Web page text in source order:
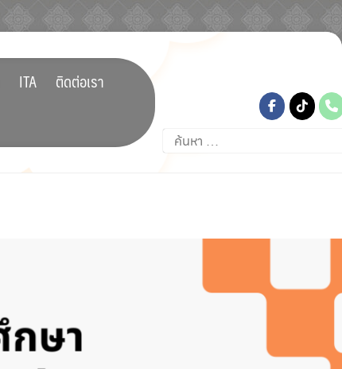
ITA
ติดต่อเรา
ค้นหา
สำหรับ: